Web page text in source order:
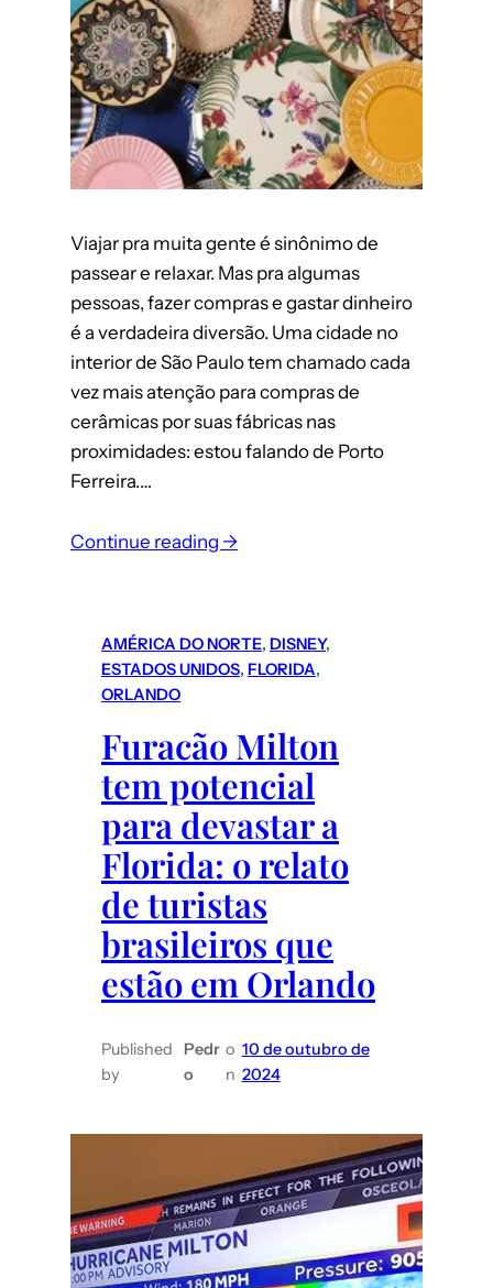
Viajar pra muita gente é sinônimo de
passear e relaxar. Mas pra algumas
pessoas, fazer compras e gastar dinheiro
é a verdadeira diversão. Uma cidade no
interior de São Paulo tem chamado cada
vez mais atenção para compras de
cerâmicas por suas fábricas nas
proximidades: estou falando de Porto
Ferreira.…
Continue reading →:
–
(interior
de
SP):
dicas
para
comprar
porcelana
mais
barato
AMÉRICA DO NORTE, DISNEY
ESTADOS UNIDOS, FLORIDA
ORLANDO
Furacão Milton
tem potencial
para devastar a
Florida: o relato
de turistas
brasileiros que
estão em Orlando
Published
by
Pedr
o
o
n
10 de outubro de
2024